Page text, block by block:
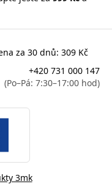
za 30 dnů: 309 Kč
+420 731 000 147
(Po–Pá: 7:30–17:00 hod)
3mk